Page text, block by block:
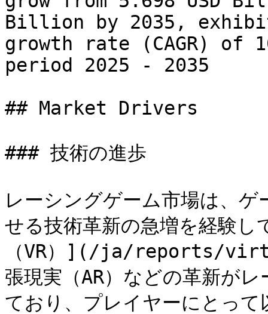
Billion by 2035,
growth rate (CAGR) of
period 2025 - 2035
## Market Drivers
### 技術の進歩
レーシングゲーム市場は、
せる技術革新の急増を経験
（VR）](/ja/reports/
張現実（AR）などの革新が
ており、プレイヤーにとっ